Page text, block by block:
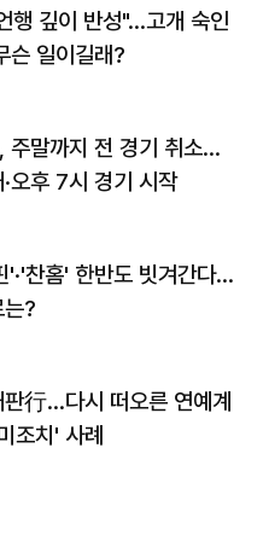
행 깊이 반성"…고개 숙인
슨 일이길래?
주말까지 전 경기 취소…
오후 7시 경기 시작
'·'찬홈' 한반도 빗겨간다…
?
판行…다시 떠오른 연예계
조치' 사례